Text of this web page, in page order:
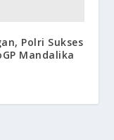
Polri Sukses
Mandalika